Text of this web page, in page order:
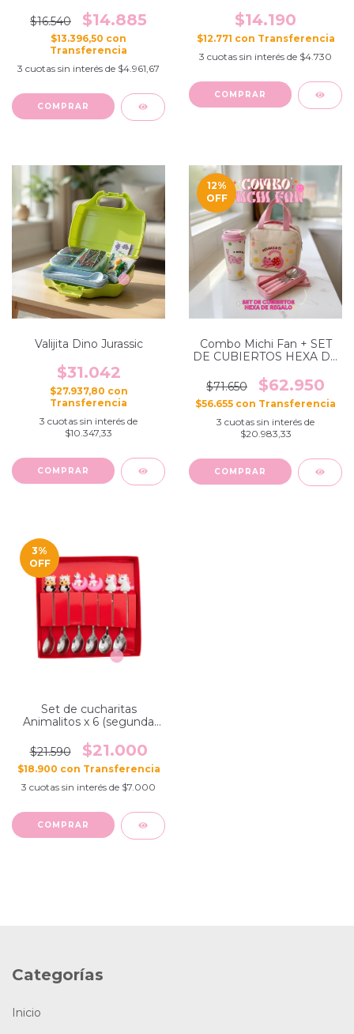
$16.540 $14.885
$13.396,50 con
3 cuotas sin interés de $4.961,67
$14.190
$12.771 con
3 cuotas sin interés de $4.730
COMPRAR
Valijita Dino Jurassic
$31.042
$27.937,80 con
3 cuotas sin interés de
$10.347,33
12%
OFF
Combo Michi Fan + SET
DE CUBIERTOS HEXA DE
$71.650
$62.950
$56.655 con
3 cuotas sin interés de
$20.983,33
COMPRAR
3%
OFF
Set de cucharitas
Animalitos x 6 (segunda
$21.590
$21.000
$18.900 con
3 cuotas sin interés de $7.000
Categorías
Inicio